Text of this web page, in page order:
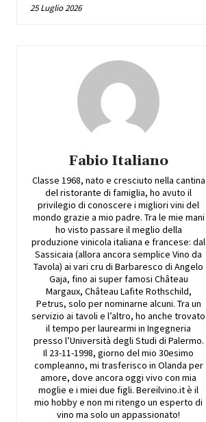
25 Luglio 2026
Fabio Italiano
Classe 1968, nato e cresciuto nella cantina
del ristorante di famiglia, ho avuto il
privilegio di conoscere i migliori vini del
mondo grazie a mio padre. Tra le mie mani
ho visto passare il meglio della
produzione vinicola italiana e francese: dal
Sassicaia (allora ancora semplice Vino da
Tavola) ai vari cru di Barbaresco di Angelo
Gaja, fino ai super famosi Château
Margaux, Château Lafite Rothschild,
Petrus, solo per nominarne alcuni. Tra un
servizio ai tavoli e l’altro, ho anche trovato
il tempo per laurearmi in Ingegneria
presso l’Università degli Studi di Palermo.
Il 23-11-1998, giorno del mio 30esimo
compleanno, mi trasferisco in Olanda per
amore, dove ancora oggi vivo con mia
moglie e i miei due figli. Bereilvino.it è il
mio hobby e non mi ritengo un esperto di
vino ma solo un appassionato!